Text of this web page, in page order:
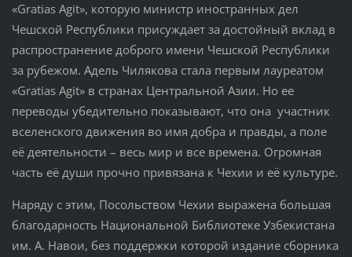
«Gratias Agit», которую министр иностранных дел
Чешской Республики присуждает за достойный вклад в
распространение доброго имени Чешской Республики
за рубежом. Адель Чилякова стала первым лауреатом
«Gratias Agit» в странах Центральной Азии. Но ее
переводы убедительно показывают, что она участник
вселенского движения во имя добра и правды, а поле
её деятельности – весь мир и все времена. Огромная
часть её души прочно привязана к Чехии и её культуре.
Наряду с этим, Посольством Чехии выражена большая
благодарность Национальной Библиотеке Узбекистана
им. А. Навои, без поддержки которой издание сборника